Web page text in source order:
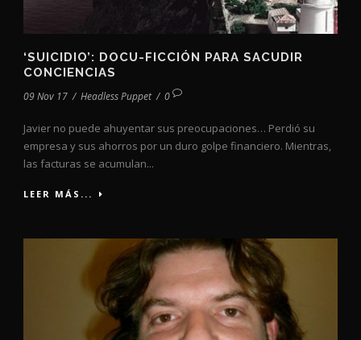
‘SUICIDIO’: DOCU-FICCIÓN PARA SACUDIR
CONCIENCIAS
09 Nov 17 / Headless Puppet / 0
Javier no puede ahuyentar sus preocupaciones… Perdió su
empresa y sus ahorros por un duro golpe financiero. Mientras,
las facturas se acumulan...
LEER MÁS...